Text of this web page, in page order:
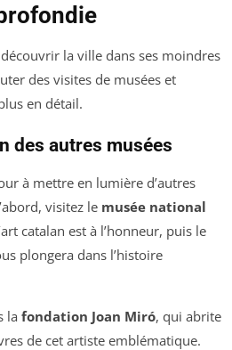
la ville dans ses moindres
des visites de musées et
en détail.
des autres musées
à mettre en lumière d’autres
visitez le musée national
catalan est à l’honneur, puis le
plongera dans l’histoire
la fondation Joan Miró, qui abrite
de cet artiste emblématique.